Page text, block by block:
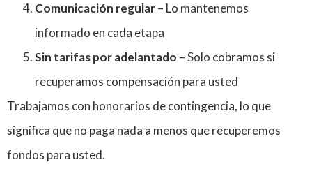
Comunicación regular– Lo mantenemos
informado en cada etapa
Sin tarifas por adelantado – Solo cobramos si
recuperamos compensación para usted
Trabajamos con honorarios de contingencia, lo que
significa que no paga nada a menos que recuperemos
fondos para usted.